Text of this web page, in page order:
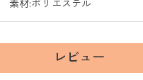
素材:ポリエステル
レビュー